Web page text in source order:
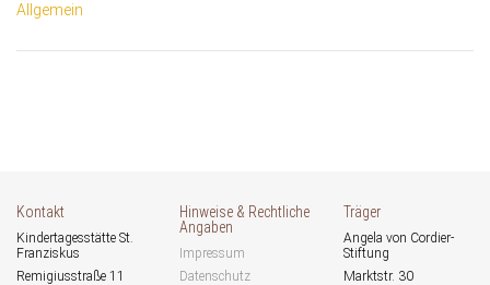
Posted
Categories
Allgemein
Kontakt
Kindertagesstätte St.
Franziskus
Remigiusstraße 11
Hinweise & Rechtliche
Angaben
Impressum
Datenschutz
Träger
Angela von Cordier-
Stiftung
Marktstr. 30